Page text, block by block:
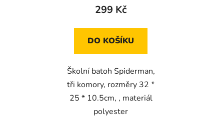
299 Kč
DO KOŠÍKU
Školní batoh Spiderman,
tři komory, rozměry 32 *
25 * 10.5cm, , materiál
polyester